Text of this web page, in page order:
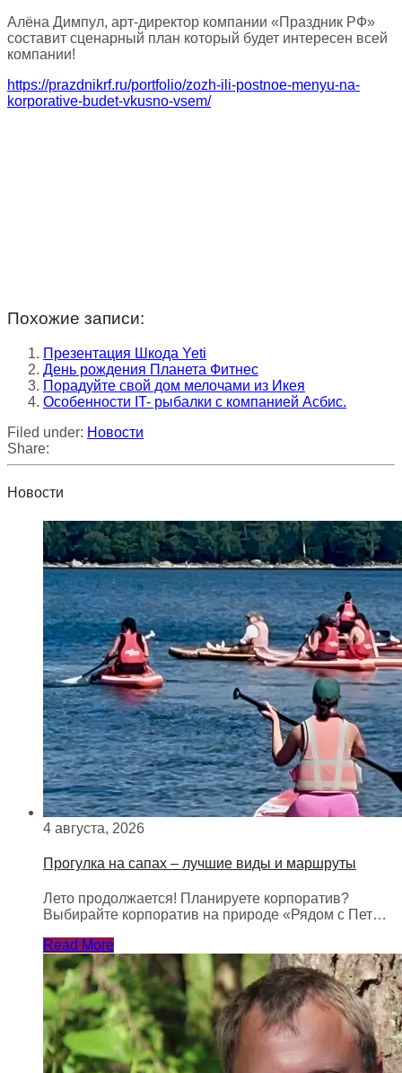
Алёна Димпул, арт-директор компании «Праздник РФ»
составит сценарный план который будет интересен всей
компании!
https://prazdnikrf.ru/portfolio/zozh-ili-postnoe-menyu-na-
korporative-budet-vkusno-vsem/
Похожие записи:
Презентация Шкода Yeti
День рождения Планета Фитнес
Порадуйте свой дом мелочами из Икея
Особенности IT- рыбалки с компанией Асбис.
Filed under: Новости
Share:
Новости
4 августа, 2026
Прогулка на сапах – лучшие виды и маршруты
Лето продолжается! Планируете корпоратив?
Выбирайте корпоратив на природе «Рядом с Пет…
Read More